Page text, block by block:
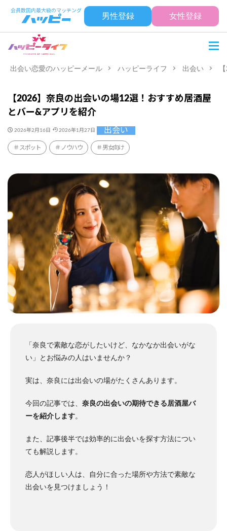
男性登録 女性登録
出会い恋愛のハッピーメール ハッピーライフ 出会い
【2026】奈良の出会いの場12選！おすすめ居酒屋
とバー&アプリを紹介
2026年2月16日 2026年1月27日 出会い
スポット ノウハウ 男女向け
「奈良で素敵な恋がしたいけど、なかなか出会いがな
い」とお悩みの人はいませんか？
実は、奈良には出会いの場がたくさんあります。
今回の記事では、 奈良の出会いの期待できる居酒屋バ
ーを紹介します。
また、記事後半では効率的に出会いを探す方法につい
ても解説します。
恋人がほしい人は、自分に合った場所や方法で素敵な
出会いを見つけましょう！